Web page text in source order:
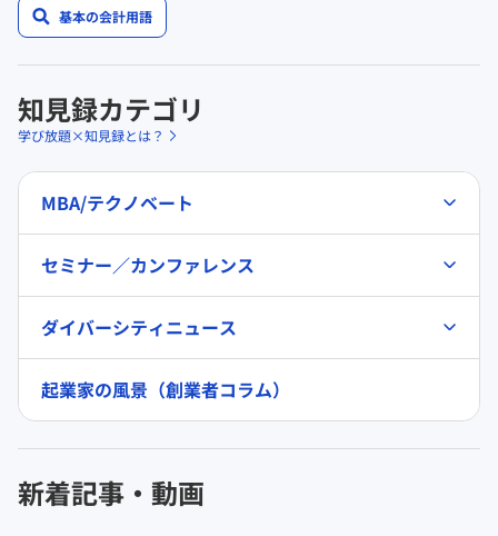
基本の会計用語
知見録カテゴリ
学び放題×知見録とは？
MBA/テクノベート
セミナー／カンファレンス
ダイバーシティニュース
起業家の風景（創業者コラム）
新着記事・動画